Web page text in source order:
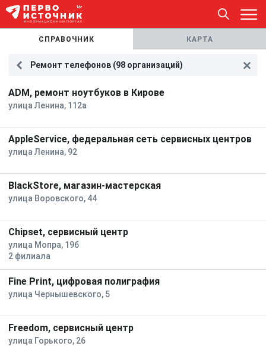
СПРАВОЧНИК КАРТА
Ремонт телефонов (98 организаций)
ADM, ремонт ноутбуков в Кирове
улица Ленина, 112а
AppleService, федеральная сеть сервисных центров
улица Ленина, 92
BlackStore, магазин-мастерская
улица Воровского, 44
Chipset, сервисный центр
улица Мопра, 19б
2 филиала
Fine Print, цифровая полиграфия
улица Чернышевского, 5
Freedom, сервисный центр
улица Горького, 26